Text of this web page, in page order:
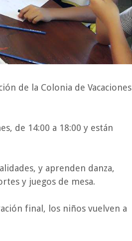
de la Colonia de Vacaciones
de 14:00 a 18:00 y están
y aprenden danza,
y juegos de mesa.
final, los niños vuelven a